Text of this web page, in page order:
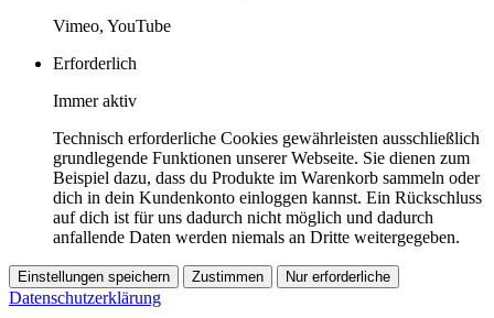
Vimeo, YouTube
Erforderlich
Immer aktiv
Technisch erforderliche Cookies gewährleisten ausschließlich
grundlegende Funktionen unserer Webseite. Sie dienen zum
Beispiel dazu, dass du Produkte im Warenkorb sammeln oder
dich in dein Kundenkonto einloggen kannst. Ein Rückschluss
auf dich ist für uns dadurch nicht möglich und dadurch
anfallende Daten werden niemals an Dritte weitergegeben.
Einstellungen speichern Zustimmen Nur erforderliche
Datenschutzerklärung